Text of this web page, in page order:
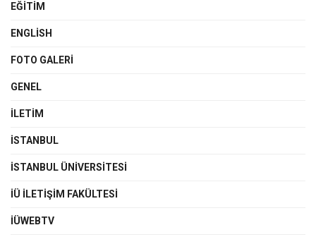
EĞITIM
ENGLISH
FOTO GALERI
GENEL
İLETIM
İSTANBUL
İSTANBUL ÜNIVERSITESI
İÜ İLETIŞIM FAKÜLTESI
İÜWEBTV